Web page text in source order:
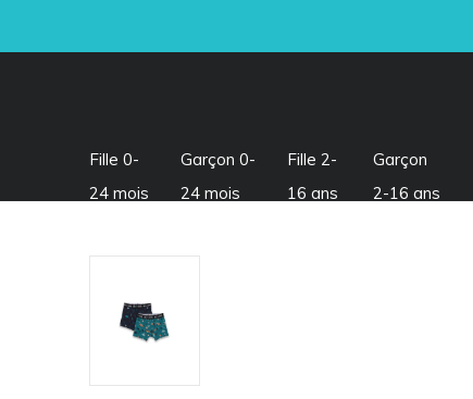
Fille 0-
24 mois
Garçon 0-
24 mois
Fille 2-
16 ans
Garçon
2-16 ans